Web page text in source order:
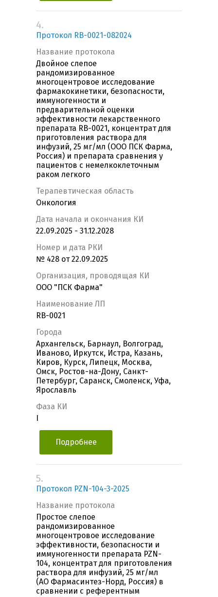
4.
Протокол RB-0021-082024
Название протокола
Двойное слепое
рандомизированное
многоцентровое исследование
фармакокинетики, безопасности,
иммуногенности и
предварительной оценки
эффективности лекарственного
препарата RB-0021, концентрат для
приготовления раствора для
инфузий, 25 мг/мл (ООО ПСК Фарма,
Россия) и препарата сравнения у
пациентов с немелкоклеточным
раком легкого
Терапевтическая область
Онкология
Дата начала и окончания КИ
22.09.2025 - 31.12.2028
Номер и дата РКИ
№ 428 от 22.09.2025
Организация, проводящая КИ
ООО "ПСК Фарма"
Наименование ЛП
RB-0021
Города
Архангельск, Барнаул, Волгоград,
Иваново, Иркутск, Истра, Казань,
Киров, Курск, Липецк, Москва,
Омск, Ростов-на-Дону, Санкт-
Петербург, Саранск, Смоленск, Уфа,
Ярославль
Фаза КИ
Подробнее
5.
Протокол PZN-104-3-2025
Название протокола
Простое слепое
рандомизированное
многоцентровое исследование
эффективности, безопасности и
иммуногенности препарата PZN-
104, концентрат для приготовления
раствора для инфузий, 25 мг/мл
(АО Фармасинтез-Норд, Россия) в
сравнении с референтным